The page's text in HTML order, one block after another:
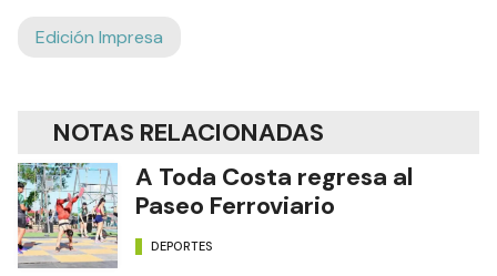
Edición Impresa
NOTAS RELACIONADAS
A Toda Costa regresa al
Paseo Ferroviario
DEPORTES